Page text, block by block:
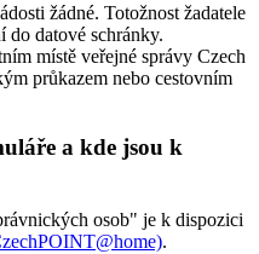
žádné. Totožnost žadatele
do datové schránky.
místě veřejné správy Czech
průkazem nebo cestovním
a kde jsou k
osob" je k dispozici
.